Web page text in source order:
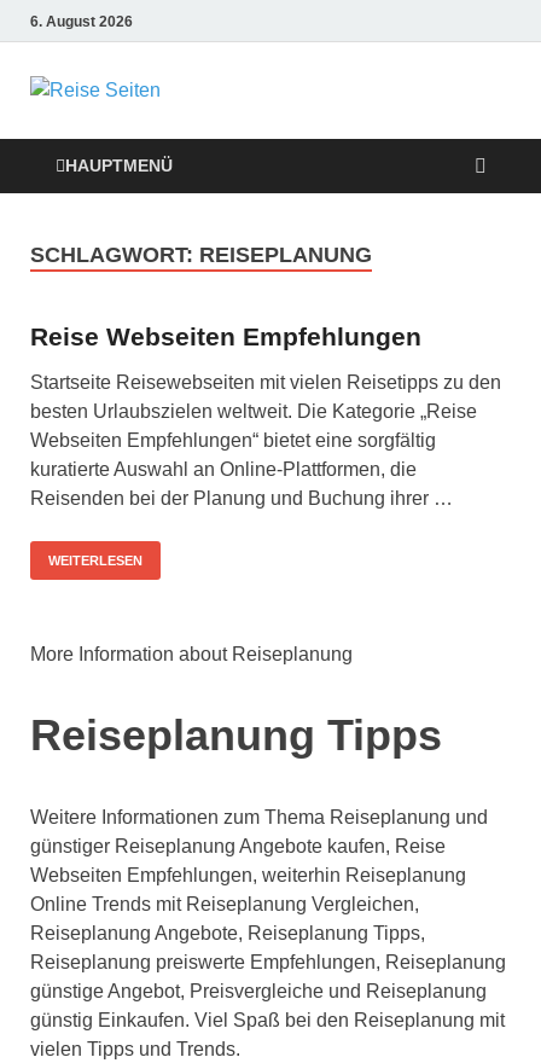
6. August 2026
Die besten
Reise-Webseiten
für Ihre perfekte
Reiseplanung
HAUPTMENÜ
SCHLAGWORT: REISEPLANUNG
Reise Webseiten Empfehlungen
Startseite Reisewebseiten mit vielen Reisetipps zu den
besten Urlaubszielen weltweit. Die Kategorie „Reise
Webseiten Empfehlungen“ bietet eine sorgfältig
kuratierte Auswahl an Online-Plattformen, die
Reisenden bei der Planung und Buchung ihrer …
WEITERLESEN
More Information about Reiseplanung
Reiseplanung Tipps
Weitere Informationen zum Thema Reiseplanung und
günstiger Reiseplanung Angebote kaufen, Reise
Webseiten Empfehlungen, weiterhin Reiseplanung
Online Trends mit Reiseplanung Vergleichen,
Reiseplanung Angebote, Reiseplanung Tipps,
Reiseplanung preiswerte Empfehlungen, Reiseplanung
günstige Angebot, Preisvergleiche und Reiseplanung
günstig Einkaufen. Viel Spaß bei den Reiseplanung mit
vielen Tipps und Trends.